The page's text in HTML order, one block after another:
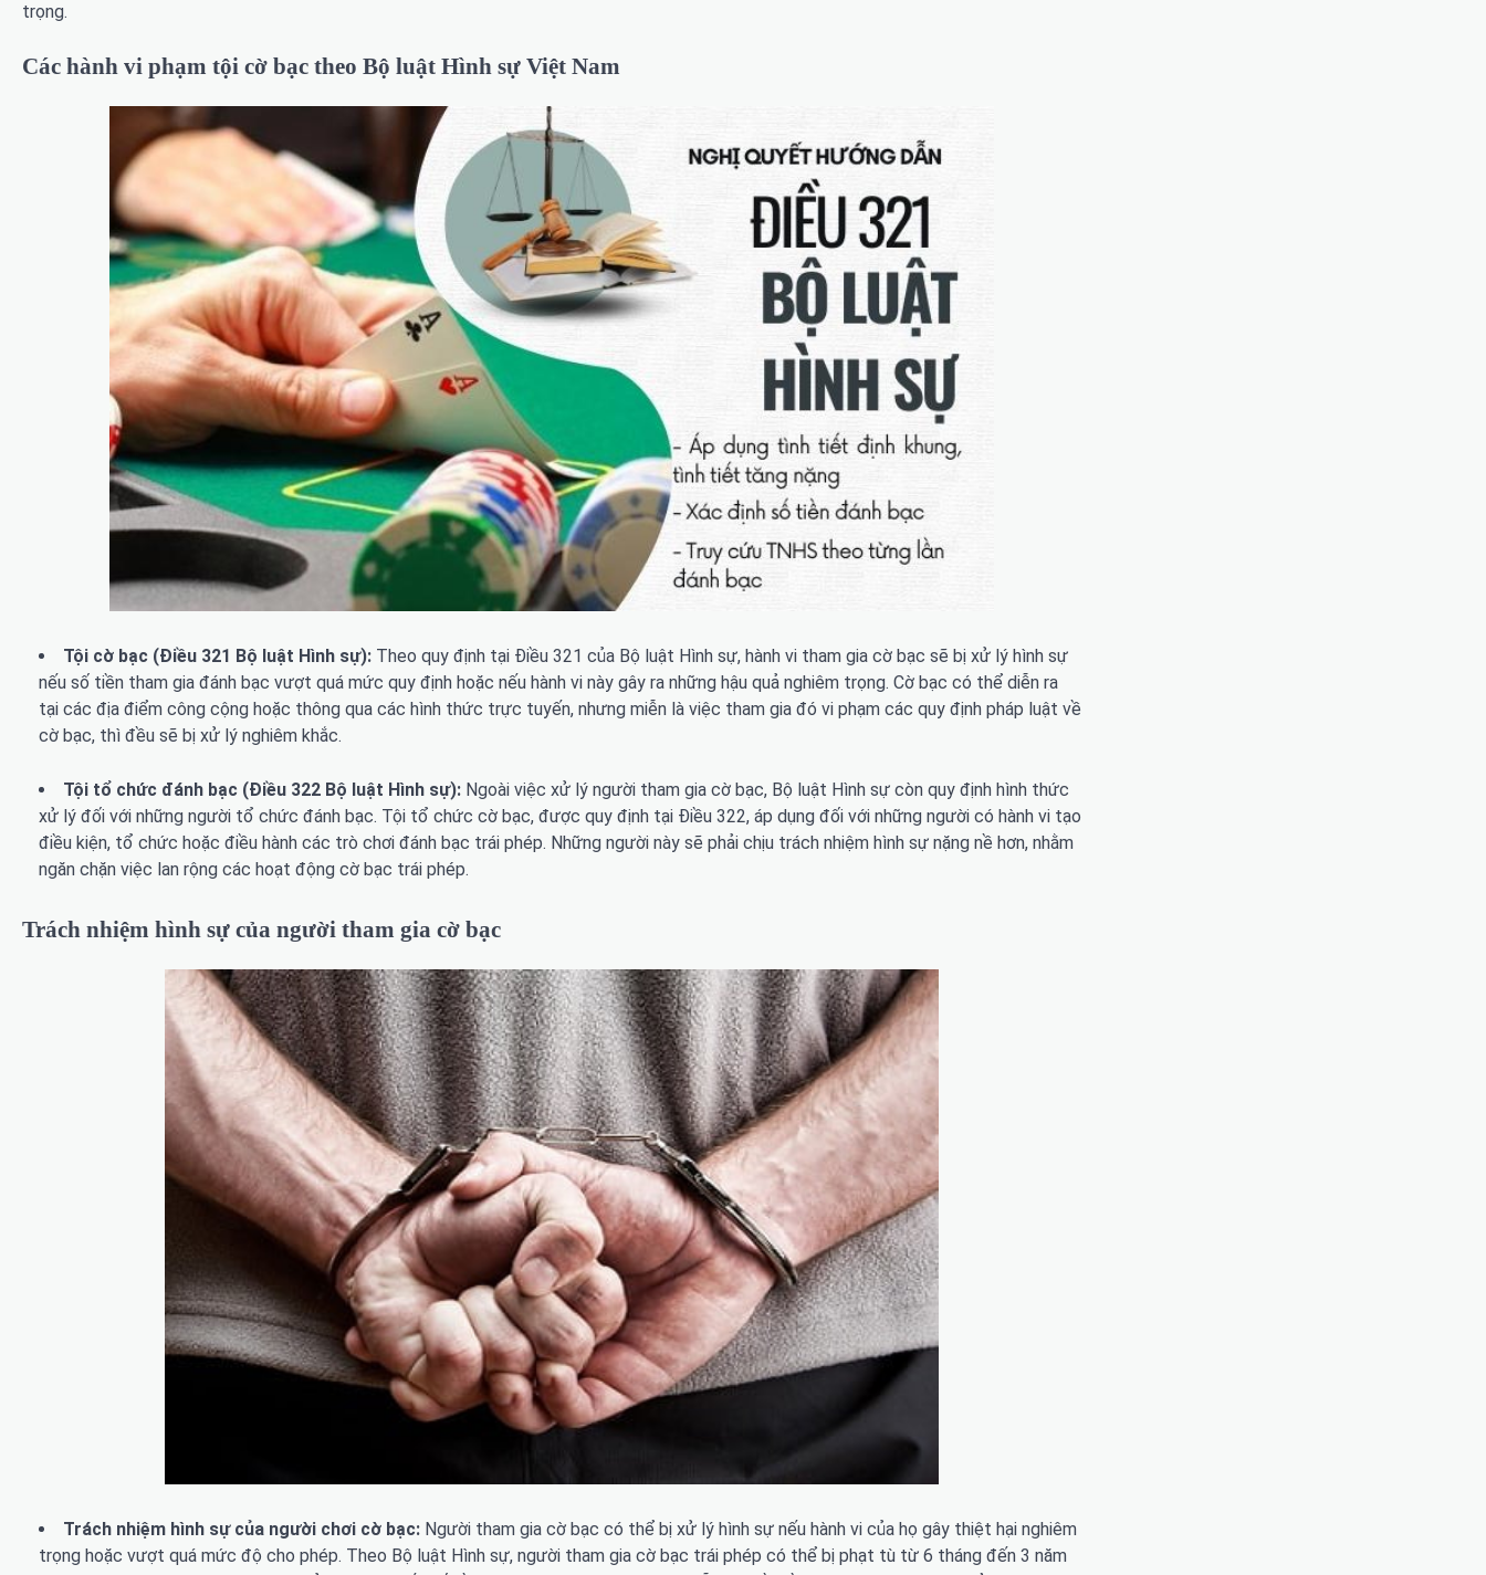
trọng.
Các hành vi phạm tội cờ bạc theo Bộ luật Hình sự Việt Nam
Tội cờ bạc (Điều 321 Bộ luật Hình sự): Theo quy định tại Điều 321 của Bộ luật Hình sự, hành vi tham gia cờ bạc sẽ bị xử lý hình sự
nếu số tiền tham gia đánh bạc vượt quá mức quy định hoặc nếu hành vi này gây ra những hậu quả nghiêm trọng. Cờ bạc có thể diễn ra
tại các địa điểm công cộng hoặc thông qua các hình thức trực tuyến, nhưng miễn là việc tham gia đó vi phạm các quy định pháp luật về
cờ bạc, thì đều sẽ bị xử lý nghiêm khắc.
Tội tổ chức đánh bạc (Điều 322 Bộ luật Hình sự): Ngoài việc xử lý người tham gia cờ bạc, Bộ luật Hình sự còn quy định hình thức
xử lý đối với những người tổ chức đánh bạc. Tội tổ chức cờ bạc, được quy định tại Điều 322, áp dụng đối với những người có hành vi tạo
điều kiện, tổ chức hoặc điều hành các trò chơi đánh bạc trái phép. Những người này sẽ phải chịu trách nhiệm hình sự nặng nề hơn, nhằm
ngăn chặn việc lan rộng các hoạt động cờ bạc trái phép.
Trách nhiệm hình sự của người tham gia cờ bạc
Trách nhiệm hình sự của người chơi cờ bạc: Người tham gia cờ bạc có thể bị xử lý hình sự nếu hành vi của họ gây thiệt hại nghiêm
trọng hoặc vượt quá mức độ cho phép. Theo Bộ luật Hình sự, người tham gia cờ bạc trái phép có thể bị phạt tù từ 6 tháng đến 3 năm